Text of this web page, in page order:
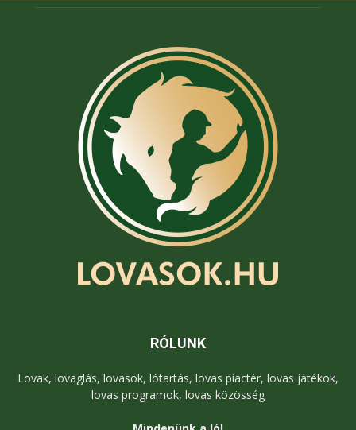
RÓLUNK
Lovak, lovaglás, lovasok, lótartás, lovas piactér, lovas játékok,
lovas programok, lovas közösség